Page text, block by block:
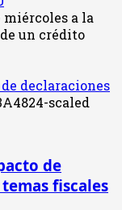
a la
un crédito
declaraciones
de
fiscales